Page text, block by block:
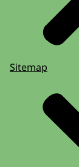
Sitemap